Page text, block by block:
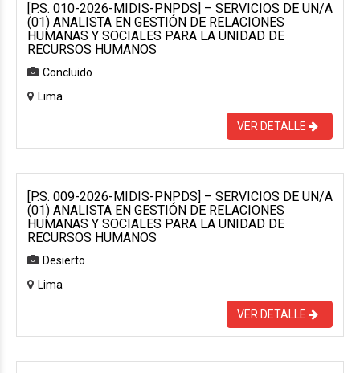
[P.S. 010-2026-MIDIS-PNPDS] – SERVICIOS DE UN/A
(01) ANALISTA EN GESTIÓN DE RELACIONES
HUMANAS Y SOCIALES PARA LA UNIDAD DE
RECURSOS HUMANOS
Concluido
Lima
VER DETALLE
[P.S. 009-2026-MIDIS-PNPDS] – SERVICIOS DE UN/A
(01) ANALISTA EN GESTIÓN DE RELACIONES
HUMANAS Y SOCIALES PARA LA UNIDAD DE
RECURSOS HUMANOS
Desierto
Lima
VER DETALLE